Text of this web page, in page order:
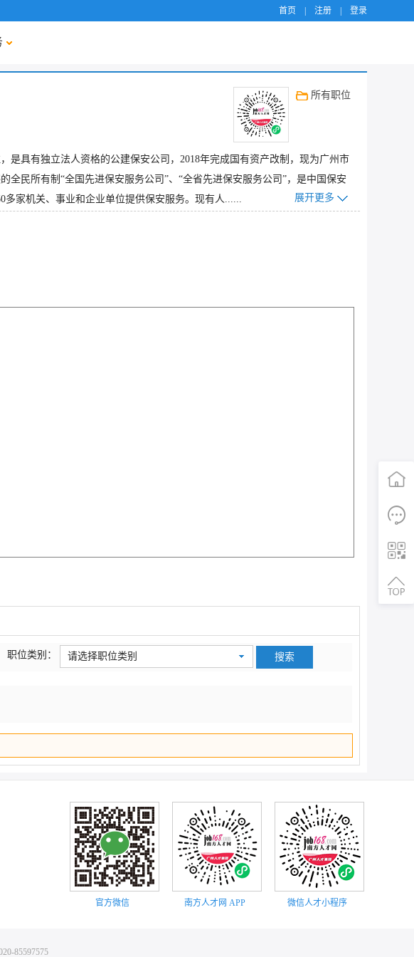
首页 注册 登录
所有职位
是具有独立法人资格的公建保安公司，2018年完成国有资产改制，现为广州市
民所有制“全国先进保安服务公司”、“全省先进保安服务公司”，是中国保安
家机关、事业和企业单位提供保安服务。现有人......
展开更多
职位类别： 请选择职位类别
微信人才小程序
南方人才网 APP
官方微信
85597575
二维码